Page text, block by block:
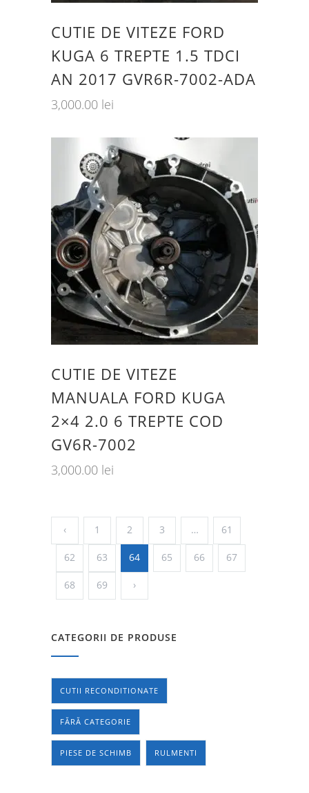
CUTIE DE VITEZE FORD
KUGA 6 TREPTE 1.5 TDCI
AN 2017 GVR6R-7002-ADA
3,000.00 lei
CUTIE DE VITEZE
MANUALA FORD KUGA
2×4 2.0 6 TREPTE COD
GV6R-7002
3,000.00 lei
‹ 1 2 3 … 61
62 63 64 65 66 67
68 69 ›
CATEGORII DE PRODUSE
CUTII RECONDITIONATE
FĂRĂ CATEGORIE
PIESE DE SCHIMB RULMENTI